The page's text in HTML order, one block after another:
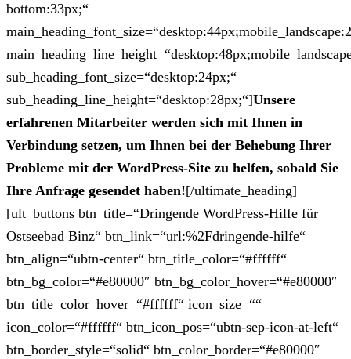
bottom:33px;“
sub_heading_font_size=“desktop:24px;“
sub_heading_line_height=“desktop:28px;“]Unsere
erfahrenen Mitarbeiter werden sich mit Ihnen in
Verbindung setzen, um Ihnen bei der Behebung Ihrer
Probleme mit der WordPress-Site zu helfen, sobald Sie
Ihre Anfrage gesendet haben![/ultimate_heading]
[ult_buttons btn_title=“Dringende WordPress-Hilfe für
Ostseebad Binz“ btn_link=“url:%2Fdringende-hilfe“
btn_align=“ubtn-center“ btn_title_color=“#ffffff“
btn_bg_color=“#e80000″ btn_bg_color_hover=“#e80000″
btn_title_color_hover=“#ffffff“ icon_size=““
icon_color=“#ffffff“ btn_icon_pos=“ubtn-sep-icon-at-left“
btn_border_style=“solid“ btn_color_border=“#e80000″